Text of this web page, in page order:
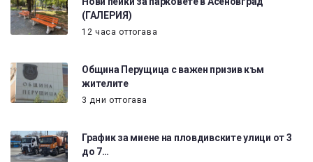
(ГАЛЕРИЯ)
12 часа оттогава
Община Перущица с важен призив към
жителите
3 дни оттогава
График за миене на пловдивските улици от 3
до 7…